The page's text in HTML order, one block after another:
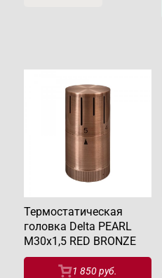
Термостатическая
головка Delta PEARL
M30x1,5 RED BRONZE
1 850 руб.